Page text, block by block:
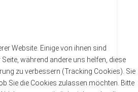
Website. Einige von ihnen sind
während andere uns helfen, diese
zu verbessern (Tracking Cookies). Sie
Sie die Cookies zulassen möchten. Bitte